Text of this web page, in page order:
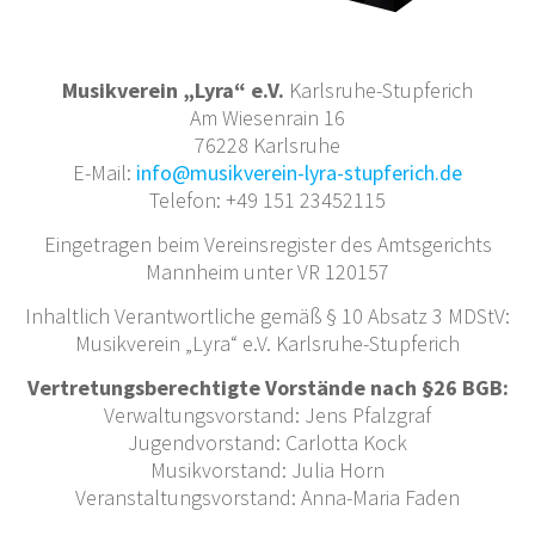
Musikverein „Lyra“ e.V. Karlsruhe-Stupferich
Am Wiesenrain 16
76228 Karlsruhe
E-Mail: info@musikverein-lyra-stupferich.de
Telefon: +49 151 23452115
Eingetragen beim Vereinsregister des Amtsgerichts
Mannheim unter VR 120157
Inhaltlich Verantwortliche gemäß § 10 Absatz 3 MDStV:
Musikverein „Lyra“ e.V. Karlsruhe-Stupferich
Vertretungsberechtigte Vorstände nach §26 BGB:
Verwaltungsvorstand: Jens Pfalzgraf
Jugendvorstand: Carlotta Kock
Musikvorstand: Julia Horn
Veranstaltungsvorstand: Anna-Maria Faden